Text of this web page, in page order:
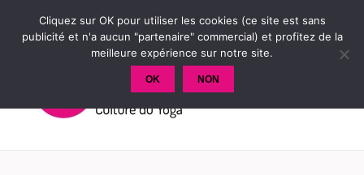
MENU
Cliquez sur OK pour utiliser les cookies (ce site est sans
publicité et n'a aucun "partenaire" commercial) et profitez de la
meilleure expérience sur notre site.
OK NON